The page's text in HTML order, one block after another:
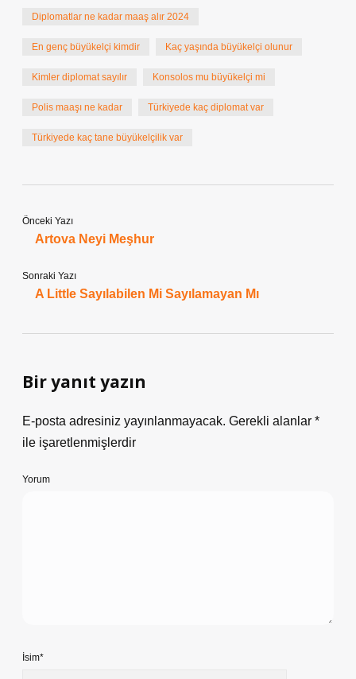
Diplomatlar ne kadar maaş alır 2024
En genç büyükelçi kimdir Kaç yaşında büyükelçi olunur
Kimler diplomat sayılır Konsolos mu büyükelçi mi
Polis maaşı ne kadar Türkiyede kaç diplomat var
Türkiyede kaç tane büyükelçilik var
Önceki Yazı
Artova Neyi Meşhur
Sonraki Yazı
A Little Sayılabilen Mi Sayılamayan Mı
Bir yanıt yazın
E-posta adresiniz yayınlanmayacak. Gerekli alanlar *
ile işaretlenmişlerdir
Yorum
İsim*